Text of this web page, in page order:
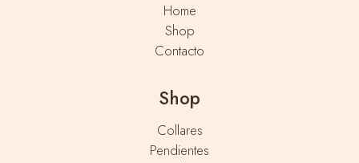
Home
Shop
Contacto
Shop
Collares
Pendientes